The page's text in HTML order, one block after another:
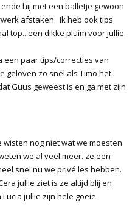
hij met een balletje gewoon
afstaken. Ik heb ook tips
top...een dikke pluim voor jullie.
een paar tips/correcties van
geloven zo snel als Timo het
Guus geweest is en ga met zijn
nog niet wat we moesten
we al veel meer. ze een
snel nu we privé les hebben.
jullie ziet is ze altijd blij en
jullie zijn hele goeie